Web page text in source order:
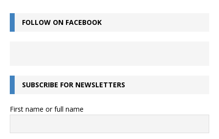
FOLLOW ON FACEBOOK
SUBSCRIBE FOR NEWSLETTERS
First name or full name